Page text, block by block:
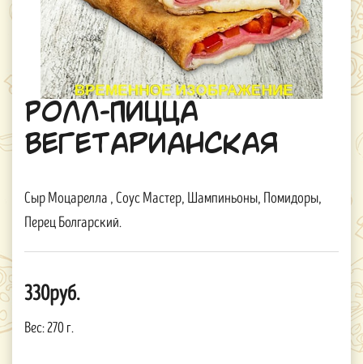
Ролл-Пицца
Вегетарианская
Сыр Моцарелла , Соус Мастер, Шампиньоны, Помидоры,
Перец Болгарский.
330руб.
Вес:270 г.